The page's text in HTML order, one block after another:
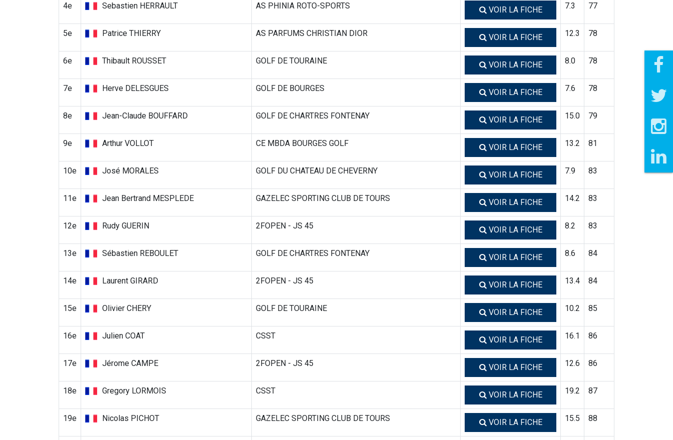
4e Sebastien HERRAULT AS PHINIA ROTO-SPORTS VOIR LA FICHE 7.3 77
5e Patrice THIERRY AS PARFUMS CHRISTIAN DIOR VOIR LA FICHE 12.3 78
6e Thibault ROUSSET GOLF DE TOURAINE VOIR LA FICHE 8.0 78
7e Herve DELESGUES GOLF DE BOURGES VOIR LA FICHE 7.6 78
8e Jean-Claude BOUFFARD GOLF DE CHARTRES FONTENAY VOIR LA FICHE 15.0 79
9e Arthur VOLLOT CE MBDA BOURGES GOLF VOIR LA FICHE 13.2 81
10e José MORALES GOLF DU CHATEAU DE CHEVERNY VOIR LA FICHE 7.9 83
11e Jean Bertrand MESPLEDE GAZELEC SPORTING CLUB DE TOURS VOIR LA FICHE 14.2 83
12e Rudy GUERIN 2FOPEN - JS 45 VOIR LA FICHE 8.2 83
13e Sébastien REBOULET GOLF DE CHARTRES FONTENAY VOIR LA FICHE 8.6 84
14e Laurent GIRARD 2FOPEN - JS 45 VOIR LA FICHE 13.4 84
15e Olivier CHERY GOLF DE TOURAINE VOIR LA FICHE 10.2 85
16e Julien COAT CSST VOIR LA FICHE 16.1 86
17e Jérome CAMPE 2FOPEN - JS 45 VOIR LA FICHE 12.6 86
18e Gregory LORMOIS CSST VOIR LA FICHE 19.2 87
19e Nicolas PICHOT GAZELEC SPORTING CLUB DE TOURS VOIR LA FICHE 15.5 88